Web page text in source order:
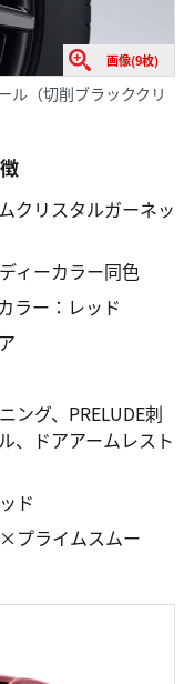
画像(9枚)
ル（切削ブラッククリ
クリスタルガーネッ
ィーカラー同色
ラー：レッド
ング、PRELUDE刺
、ドアアームレスト
ド
プライムスムー